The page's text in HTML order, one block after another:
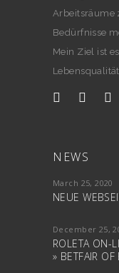
Arbeitsräume
Bedürfnisse
Mein Ziel ist
NEWS
March 25, 2020
NEUE
December 25,
ROLETA ON-
» BETFAIR